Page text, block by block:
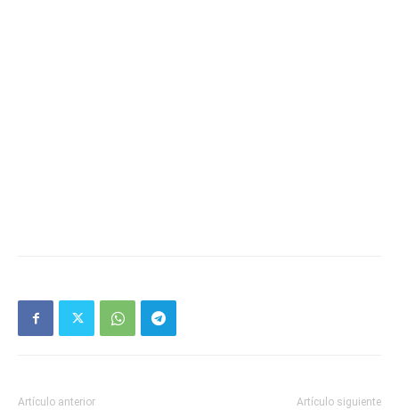
Artículo anterior Artículo siguiente